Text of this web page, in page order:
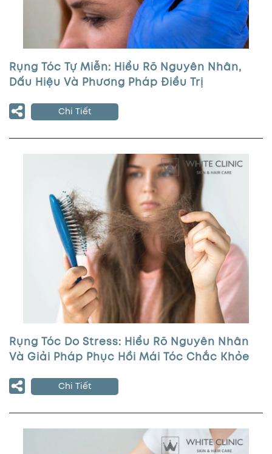
Rụng Tóc Tự Miễn: Hiểu Rõ Nguyên Nhân,
Dấu Hiệu Và Phương Pháp Điều Trị
Chi Tiết
Rụng Tóc Do Stress: Hiểu Rõ Nguyên Nhân
Và Giải Pháp Phục Hồi Mái Tóc Chắc Khỏe
Chi Tiết